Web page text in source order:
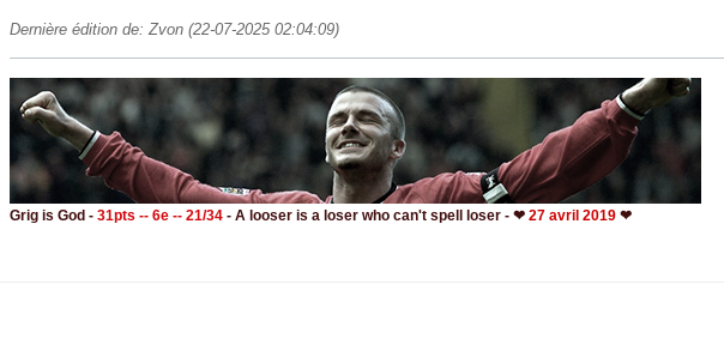
Dernière édition de: Zvon (22-07-2025 02:04:09)
Grig is God -31pts -- 6e -- 21/34- A looser is a loser who can't spell loser - ❤27 avril 2019 ❤